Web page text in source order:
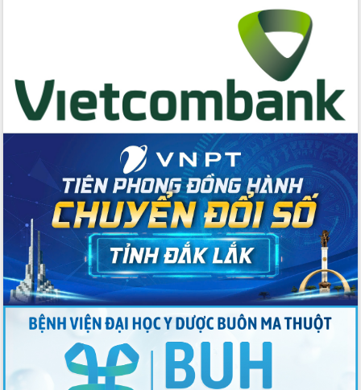
Tập huấn ứng dụng trí tuệ nhân tạo (AI)
trong thương mại điện tử năm 2026
Đoàn đại biểu Quốc hội tỉnh Đắk Lắk
Quyết liệt cải cách hành chính, khơi
thông nguồn lực phát triển
Nâng cao hiệu lực, hiệu quả HĐND
tỉnh thông qua hiện đại hóa hành chính
Xã Ea Phê gắn cải cách hành chính với
chuyển đổi số
Phó Chủ tịch Thường trực UBND tỉnh
Hồ Thị Nguyên Thảo làm việc tại Trung
tâm Phục vụ hành chính công xã Ea
Phê
Xây dựng nền hành chính số đồng
hành cùng nông dân dân, doanh nghiệp
Giai đoạn 2026-2030, Đắk Lắk phấn